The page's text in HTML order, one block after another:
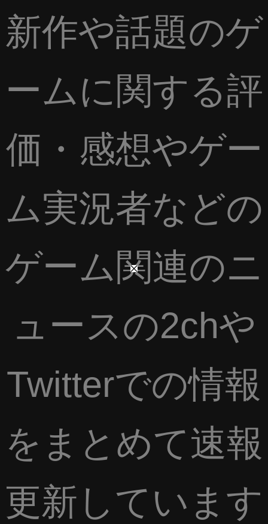
新作や話題のゲ
ームに関する評
価・感想やゲー
ム実況者などの
ゲーム関連のニ
ュースの2chや
Twitterでの情報
をまとめて速報
更新しています